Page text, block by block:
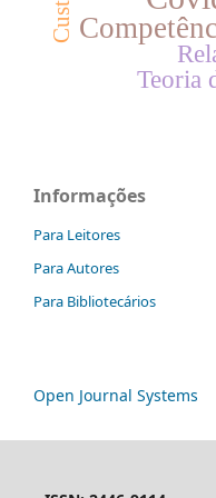
Teoria
Informações
Para Leitores
Para Autores
Para Bibliotecários
Open Journal Systems